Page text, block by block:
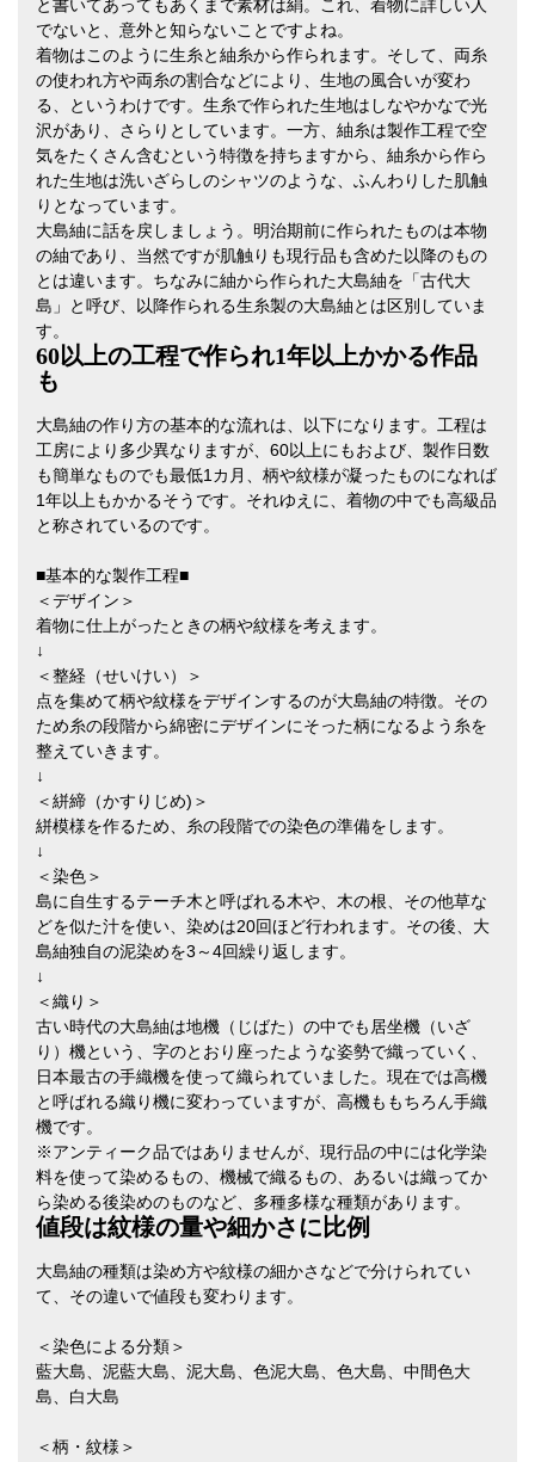
と書いてあってもあくまで素材は絹。これ、着物に詳しい人
でないと、意外と知らないことですよね。
着物はこのように生糸と紬糸から作られます。そして、両糸
の使われ方や両糸の割合などにより、生地の風合いが変わ
る、というわけです。生糸で作られた生地はしなやかなで光
沢があり、さらりとしています。一方、紬糸は製作工程で空
気をたくさん含むという特徴を持ちますから、紬糸から作ら
れた生地は洗いざらしのシャツのような、ふんわりした肌触
りとなっています。
大島紬に話を戻しましょう。明治期前に作られたものは本物
の紬であり、当然ですが肌触りも現行品も含めた以降のもの
とは違います。ちなみに紬から作られた大島紬を「古代大
島」と呼び、以降作られる生糸製の大島紬とは区別していま
す。
60以上の工程で作られ1年以上かかる作品
も
大島紬の作り方の基本的な流れは、以下になります。工程は
工房により多少異なりますが、60以上にもおよび、製作日数
も簡単なものでも最低1カ月、柄や紋様が凝ったものになれば
1年以上もかかるそうです。それゆえに、着物の中でも高級品
と称されているのです。
■基本的な製作工程■
＜デザイン＞
着物に仕上がったときの柄や紋様を考えます。
↓
＜整経（せいけい）＞
点を集めて柄や紋様をデザインするのが大島紬の特徴。その
ため糸の段階から綿密にデザインにそった柄になるよう糸を
整えていきます。
↓
＜絣締（かすりじめ)＞
絣模様を作るため、糸の段階での染色の準備をします。
↓
＜染色＞
島に自生するテーチ木と呼ばれる木や、木の根、その他草な
どを似た汁を使い、染めは20回ほど行われます。その後、大
島紬独自の泥染めを3～4回繰り返します。
↓
＜織り＞
古い時代の大島紬は地機（じばた）の中でも居坐機（いざ
り）機という、字のとおり座ったような姿勢で織っていく、
日本最古の手織機を使って織られていました。現在では高機
と呼ばれる織り機に変わっていますが、高機ももちろん手織
機です。
※アンティーク品ではありませんが、現行品の中には化学染
料を使って染めるもの、機械で織るもの、あるいは織ってか
ら染める後染めのものなど、多種多様な種類があります。
値段は紋様の量や細かさに比例
大島紬の種類は染め方や紋様の細かさなどで分けられてい
て、その違いで値段も変わります。
＜染色による分類＞
藍大島、泥藍大島、泥大島、色泥大島、色大島、中間色大
島、白大島
＜柄・紋様＞